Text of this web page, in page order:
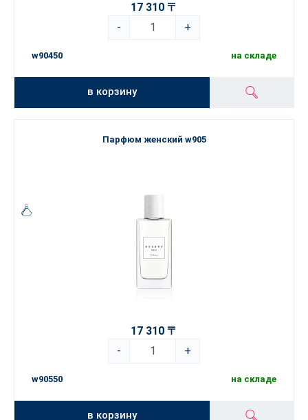
17 310 〒
-
+
w90450 на складе
в корзину
Парфюм женский w905
17 310 〒
-
+
w90550 на складе
в корзину